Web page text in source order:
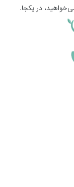
در یکجا.